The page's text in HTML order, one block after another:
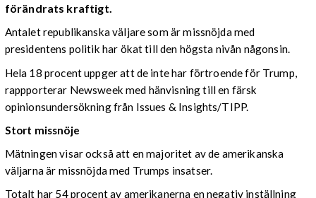
förändrats kraftigt.
Antalet republikanska väljare som är missnöjda med
presidentens politik har ökat till den högsta nivån någonsin.
Hela 18 procent uppger att de inte har förtroende för Trump,
rappporterar Newsweek med hänvisning till en färsk
opinionsundersökning från Issues & Insights/TIPP.
Stort missnöje
Mätningen visar också att en majoritet av de amerikanska
väljarna är missnöjda med Trumps insatser.
Totalt har 54 procent av amerikanerna en negativ inställning